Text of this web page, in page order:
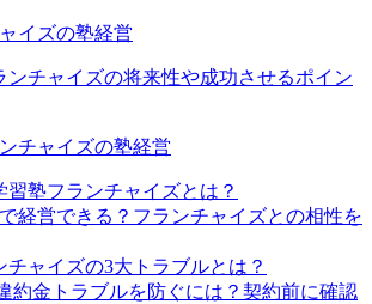
イズの塾経営
ンチャイズの将来性や成功させるポイン
チャイズの塾経営
習塾フランチャイズとは？
経営できる？フランチャイズとの相性を
チャイズの3大トラブルとは？
約金トラブルを防ぐには？契約前に確認